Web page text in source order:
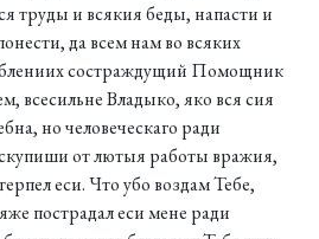
труды и всякия беды, напасти и
да всем нам во всяких
состраждущий Помощник
всесильне Владыко, яко вся сия
но человеческаго ради
от лютыя работы вражия,
еси. Что убо воздам Тебе,
пострадал еси мене ради